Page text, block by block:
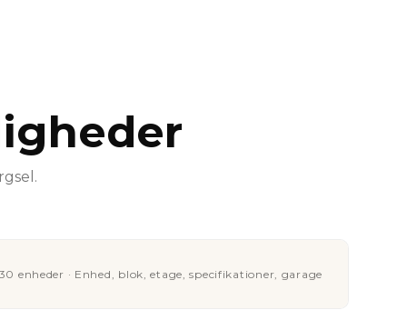
30 enheder · Enhed, blok, etage, specifikationer, garage